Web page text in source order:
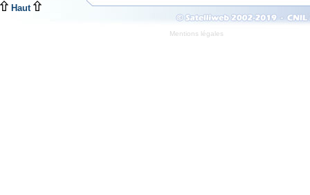
Haut
Mentions légales